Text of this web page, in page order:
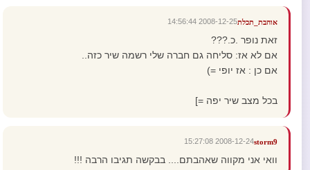
אוהבת_תכלת2008-12-25 14:56:44
זאת נופר .כ.???
אם לא אז: סליחה גם חברה שלי רשמה שיר כזה..
אם כן : אז יופי =)
בכל מצב שיר יפה =]
storm9
2008-12-24 15:27:08
וואי אני מקווה שאהבתם.... בבקשה תגיבו הרבה !!!